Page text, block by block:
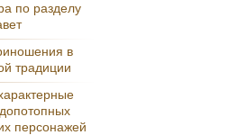
по разделу
в
традиции
персонажей